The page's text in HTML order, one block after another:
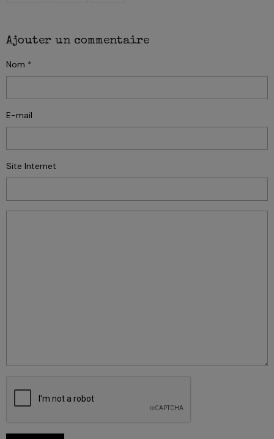
Ajouter un commentaire
Nom
E-mail
Site Internet